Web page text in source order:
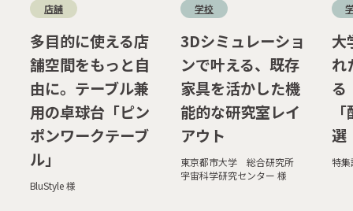
店舗
多目的に使える店
舗空間をもっと自
由に。テーブル兼
用の卓球台「ピン
ポンワークテーブ
ル」
BluStyle 様
学校
3Dシミュレーショ
ンで叶える、既存
家具を活かした機
能的な研究室レイ
アウト
東京都市大学 総合研究所
宇宙科学研究センター 様
大
れ
る
選
特集